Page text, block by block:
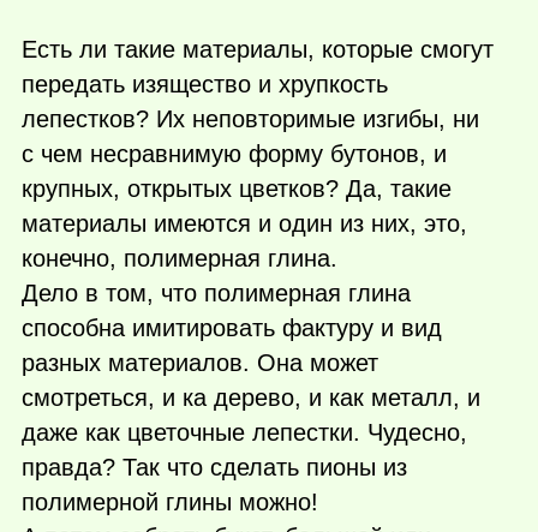
Есть ли такие материалы, которые смогут
передать изящество и хрупкость
лепестков? Их неповторимые изгибы, ни
с чем несравнимую форму бутонов, и
крупных, открытых цветков? Да, такие
материалы имеются и один из них, это,
конечно, полимерная глина.
Дело в том, что полимерная глина
способна имитировать фактуру и вид
разных материалов. Она может
смотреться, и ка дерево, и как металл, и
даже как цветочные лепестки. Чудесно,
правда? Так что сделать пионы из
полимерной глины можно!